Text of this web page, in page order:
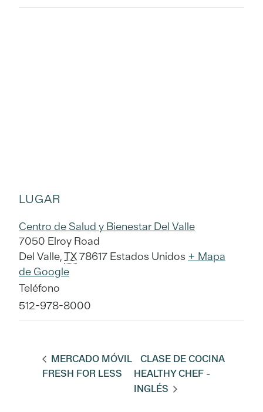
LUGAR
Centro de Salud y Bienestar Del Valle
7050 Elroy Road
Del Valle,TX78617 Estados Unidos + Mapa
de Google
Teléfono
512-978-8000
MERCADO MÓVIL
FRESH FOR LESS
CLASE DE COCINA
HEALTHY CHEF -
INGLÉS